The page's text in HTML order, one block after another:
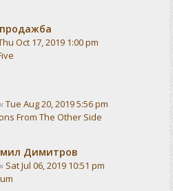
Oct 17, 2019 1:00 pm
« Tue Aug 20, 2019 5:56 pm
From The Other Side
Димитров
« Sat Jul 06, 2019 10:51 pm